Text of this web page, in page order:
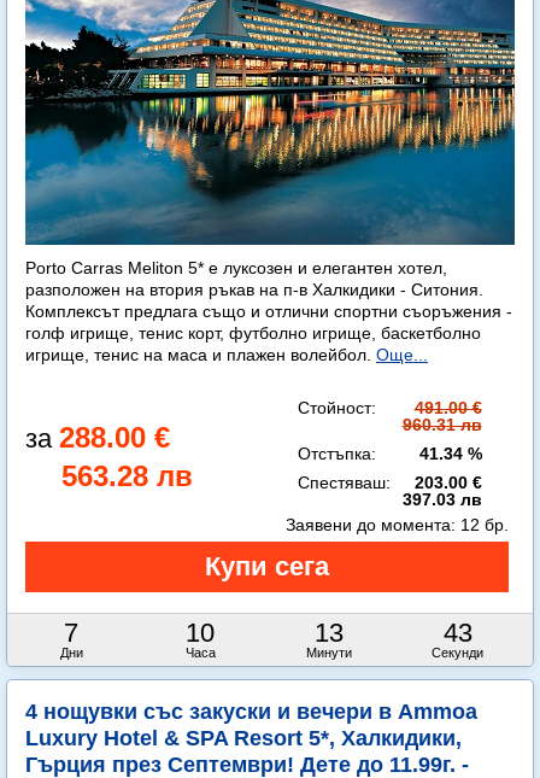
Porto Carras Meliton 5* е луксозен и елегантен хотел,
разположен на втория ръкав на п-в Халкидики - Ситония.
Комплексът предлага също и отлични спортни съоръжения -
голф игрище, тенис корт, футболно игрище, баскетболно
игрище, тенис на маса и плажен волейбол. Още...
288.00 €
563.28 лв
Стойност:
491.00 €
960.31 лв
Отстъпка:
41.34 %
Спестяваш:
203.00 €
397.03 лв
7
Дни
10
Часа
13
Минути
41
Секунди
Заявени до момента: 12 бр.
4 нощувки със закуски и вечери в Ammoa
Luxury Hotel & SPA Resort 5*, Халкидики,
Гърция през Септември! Дете до 11.99г. -